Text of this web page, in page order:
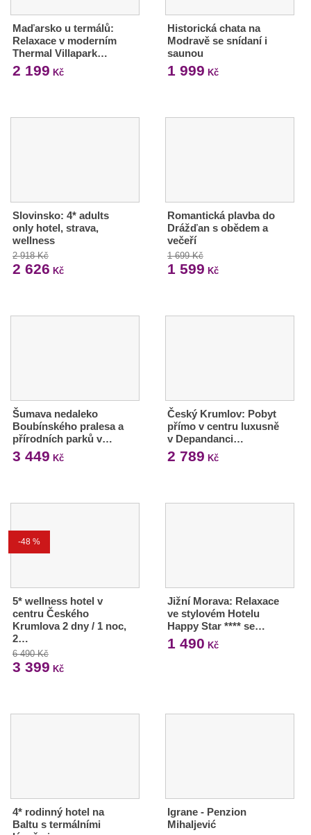
Maďarsko u termálů:
Relaxace v moderním
Thermal Villapark…
2 199 Kč
Historická chata na
Modravě se snídaní i
saunou
1 999 Kč
Slovinsko: 4* adults
only hotel, strava,
wellness
2 918 Kč
2 626 Kč
Romantická plavba do
Drážďan s obědem a
večeří
1 699 Kč
1 599 Kč
Šumava nedaleko
Boubínského pralesa a
přírodních parků v…
3 449 Kč
Český Krumlov: Pobyt
přímo v centru luxusně
v Depandanci…
2 789 Kč
-48 %
5* wellness hotel v
centru Českého
Krumlova 2 dny / 1 noc,
2…
6 490 Kč
3 399 Kč
Jižní Morava: Relaxace
ve stylovém Hotelu
Happy Star **** se…
1 490 Kč
4* rodinný hotel na
Baltu s termálními
Igrane - Penzion
Mihaljević